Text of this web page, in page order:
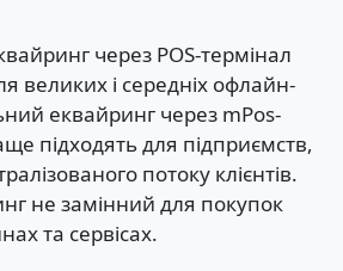
через POS-термінал
великих і середніх офлайн-
еквайринг через mPos-
підходять для підприємств,
потоку клієнтів.
не замінний для покупок
та сервісах.